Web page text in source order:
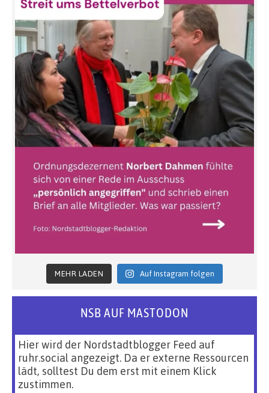
MEHR LADEN Auf Instagram folgen
NSB AUF MASTODON
Hier wird der Nordstadtblogger Feed auf
ruhr.social angezeigt. Da er externe Ressourcen
lädt, solltest Du dem erst mit einem Klick
zustimmen.